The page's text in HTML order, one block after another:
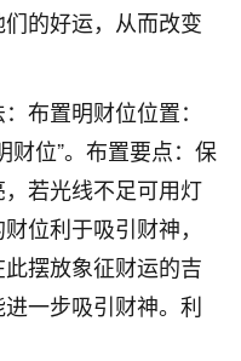
的好运，从而改变
布置明财位位置：
财位”。布置要点：保
若光线不足可用灯
位利于吸引财神，
摆放象征财运的吉
一步吸引财神。利
12
我奶奶做超度，她今年
离世，刚开始我经常
介绍，找到慧来老